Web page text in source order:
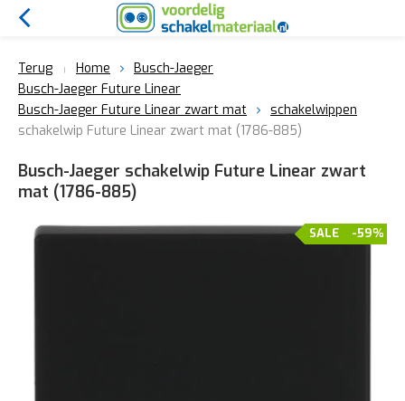
Terug Home
Busch-Jaeger
Busch-Jaeger Future Linear
Busch-Jaeger Future Linear zwart mat
schakelwippen
schakelwip Future Linear zwart mat (1786-885)
Busch-Jaeger schakelwip Future Linear zwart
mat (1786-885)
-59%
SALE